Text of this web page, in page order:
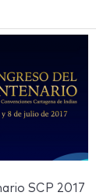
SCP 2017